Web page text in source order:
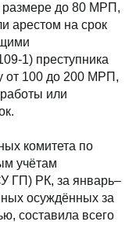
до 80 МРП,
арестом на срок
1) преступника
от 100 до 200 МРП,
или
комитета по
учётам
ГП) РК, за январь–
осуждённых за
составила всего